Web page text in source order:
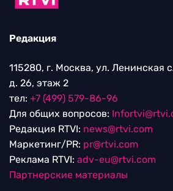
Редакция
115280, г. Москва, ул. Ленинская
д. 26, этаж 2
тел: +7 (499) 579-86-96
Для общих вопросов:
Редакция RTVI: news@rtvi.com
Маркетинг/PR: pr@rtvi.com
Реклама RTVI: adv-eu@rtvi.com
Партнерские материалы